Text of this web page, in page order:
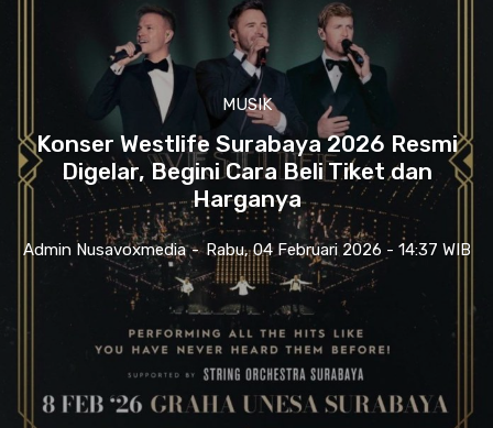
MUSIK
Konser Westlife Surabaya 2026 Resmi
Digelar, Begini Cara Beli Tiket dan
Harganya
Admin Nusavoxmedia - Rabu, 04 Februari 2026 - 14:37 WIB